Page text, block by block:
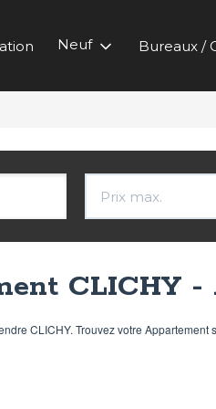
Neuf Bureaux /
CLICHY
CLICHY. Trouvez votre